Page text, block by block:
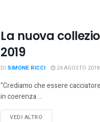
La nuova
2019
DI SIMONE RICCI 24 AGOSTO 2018
“Crediamo che essere
in coerenza ...
VEDI ALTRO